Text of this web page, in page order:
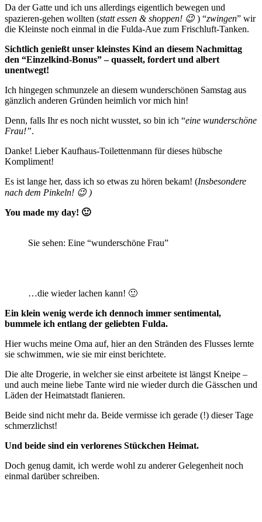
Da der Gatte und ich uns allerdings eigentlich bewegen und
spazieren-gehen wollten (statt essen & shoppen! 😉 ) “zwingen” wir
die Kleinste noch einmal in die Fulda-Aue zum Frischluft-Tanken.
Sichtlich genießt unser kleinstes Kind an diesem Nachmittag
den “Einzelkind-Bonus” – quasselt, fordert und albert
unentwegt!
Ich hingegen schmunzele an diesem wunderschönen Samstag aus
gänzlich anderen Gründen heimlich vor mich hin!
Denn, falls Ihr es noch nicht wusstet, so bin ich “eine wunderschöne
Frau!”.
Danke! Lieber Kaufhaus-Toilettenmann für dieses hübsche
Kompliment!
Es ist lange her, dass ich so etwas zu hören bekam! (Insbesondere
nach dem Pinkeln! 😉 )
You made my day! 🙂
Sie sehen: Eine “wunderschöne Frau”
…die wieder lachen kann! 🙂
Ein klein wenig werde ich dennoch immer sentimental,
bummele ich entlang der geliebten Fulda.
Hier wuchs meine Oma auf, hier an den Stränden des Flusses lernte
sie schwimmen, wie sie mir einst berichtete.
Die alte Drogerie, in welcher sie einst arbeitete ist längst Kneipe –
und auch meine liebe Tante wird nie wieder durch die Gässchen und
Läden der Heimatstadt flanieren.
Beide sind nicht mehr da. Beide vermisse ich gerade (!) dieser Tage
schmerzlichst!
Und beide sind ein verlorenes Stückchen Heimat.
Doch genug damit, ich werde wohl zu anderer Gelegenheit noch
einmal darüber schreiben.